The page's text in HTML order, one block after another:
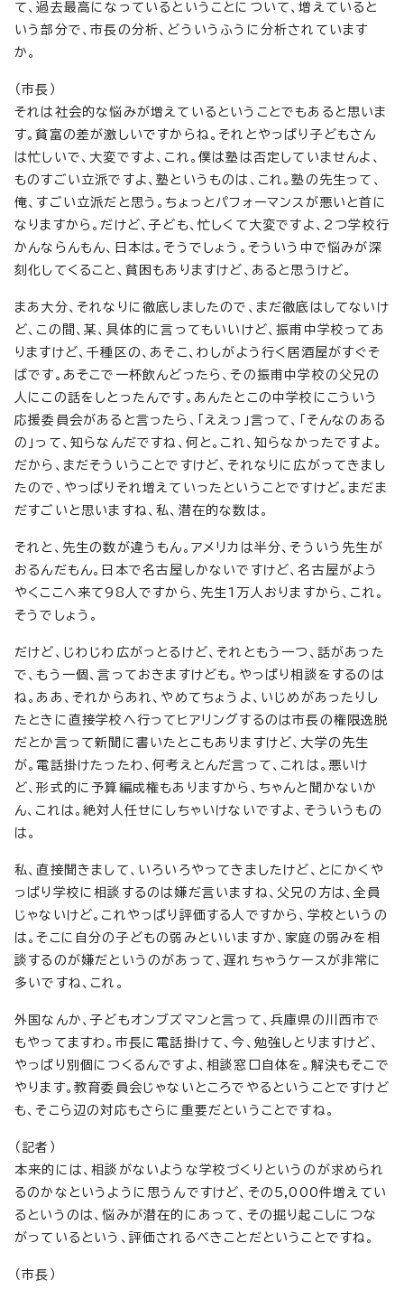
て、過去最高になっているということについて、増えていると
いう部分で、市長の分析、どういうふうに分析されています
か。
（市長）
それは社会的な悩みが増えているということでもあると思いま
す。貧富の差が激しいですからね。それとやっぱり子どもさん
は忙しいで、大変ですよ、これ。僕は塾は否定していませんよ、
ものすごい立派ですよ、塾というものは、これ。塾の先生って、
俺、すごい立派だと思う。ちょっとパフォーマンスが悪いと首に
なりますから。だけど、子ども、忙しくて大変ですよ、2つ学校行
かんならんもん、日本は。そうでしょう。そういう中で悩みが深
刻化してくること、貧困もありますけど、あると思うけど。
まあ大分、それなりに徹底しましたので、まだ徹底はしてないけ
ど、この間、某、具体的に言ってもいいけど、振甫中学校ってあ
りますけど、千種区の、あそこ、わしがよう行く居酒屋がすぐそ
ばです。あそこで一杯飲んどったら、その振甫中学校の父兄の
人にこの話をしとったんです。あんたとこの中学校にこういう
応援委員会があると言ったら、「ええっ」言って、「そんなのある
の」って、知らなんだですね、何と。これ、知らなかったですよ。
だから、まだそういうことですけど、それなりに広がってきまし
たので、やっぱりそれ増えていったということですけど。まだま
だすごいと思いますね、私、潜在的な数は。
それと、先生の数が違うもん。アメリカは半分、そういう先生が
おるんだもん。日本で名古屋しかないですけど、名古屋がよう
やくここへ来て98人ですから、先生1万人おりますから、これ。
そうでしょう。
だけど、じわじわ広がっとるけど、それともう一つ、話があった
で、もう一個、言っておきますけども。やっぱり相談をするのは
ね。ああ、それからあれ、やめてちょうよ、いじめがあったりし
たときに直接学校へ行ってヒアリングするのは市長の権限逸脱
だとか言って新聞に書いたとこもありますけど、大学の先生
が。電話掛けたったわ、何考えとんだ言って、これは。悪いけ
ど、形式的に予算編成権もありますから、ちゃんと聞かないか
ん、これは。絶対人任せにしちゃいけないですよ、そういうもの
は。
私、直接聞きまして、いろいろやってきましたけど、とにかくや
っぱり学校に相談するのは嫌だ言いますね、父兄の方は、全員
じゃないけど。これやっぱり評価する人ですから、学校というの
は。そこに自分の子どもの弱みといいますか、家庭の弱みを相
談するのが嫌だというのがあって、遅れちゃうケースが非常に
多いですね、これ。
外国なんか、子どもオンブズマンと言って、兵庫県の川西市で
もやってますわ。市長に電話掛けて、今、勉強しとりますけど、
やっぱり別個につくるんですよ、相談窓口自体を。解決もそこで
やります。教育委員会じゃないところでやるということですけど
も、そこら辺の対応もさらに重要だということですね。
（記者）
本来的には、相談がないような学校づくりというのが求められ
るのかなというように思うんですけど、その5,000件増えてい
るというのは、悩みが潜在的にあって、その掘り起こしにつな
がっているという、評価されるべきことだということですね。
（市長）